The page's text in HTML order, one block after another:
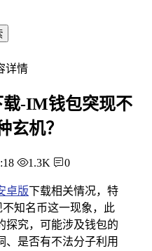
详情
-IM钱包突现不
玄机？
1.3K 0
卓版下载相关情况，特
知名币这一现象，此
探究，可能涉及钱包的
、是否有不法分子利用